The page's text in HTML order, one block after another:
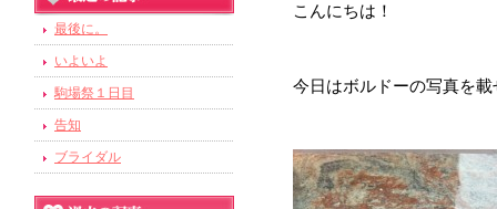
こんにちは！
今日はボルドーの写真を
最後に。
いよいよ
駒場祭１日目
告知
ブライダル